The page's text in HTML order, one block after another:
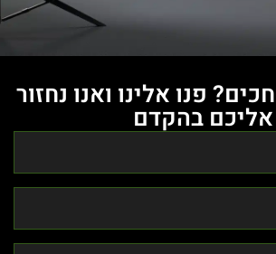
פנו אלינו ואנו נחזור
אליכם בהקדם